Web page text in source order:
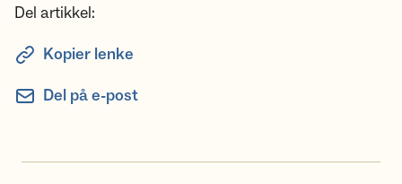
Del artikkel:
Kopier lenke
Del på e-post